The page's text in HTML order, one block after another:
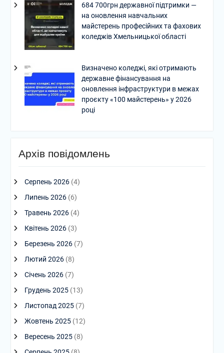
684 700грн державної підтримки —
на оновлення навчальних
майстерень професійних та фахових
коледжів Хмельницької області
Визначено коледжі, які отримають
державне фінансування на
оновлення інфраструктури в межах
проєкту «100 майстерень» у 2026
році
Архів повідомлень
Серпень 2026(4)
Липень 2026(6)
Травень 2026(4)
Квітень 2026(3)
Березень 2026(7)
Лютий 2026(8)
Січень 2026(7)
Грудень 2025(13)
Листопад 2025(7)
Жовтень 2025(12)
Вересень 2025(8)